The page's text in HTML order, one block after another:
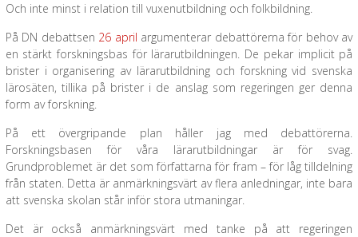
Och inte minst i relation till vuxenutbildning och folkbildning.
På DN debattsen 26 april argumenterar debattörerna för behov av
en stärkt forskningsbas för lärarutbildningen. De pekar implicit på
brister i organisering av lärarutbildning och forskning vid svenska
lärosäten, tillika på brister i de anslag som regeringen ger denna
form av forskning.
På ett övergripande plan håller jag med debattörerna.
Forskningsbasen för våra lärarutbildningar är för svag.
Grundproblemet är det som författarna för fram – för låg tilldelning
från staten. Detta är anmärkningsvärt av flera anledningar, inte bara
att svenska skolan står inför stora utmaningar.
Det är också anmärkningsvärt med tanke på att regeringen